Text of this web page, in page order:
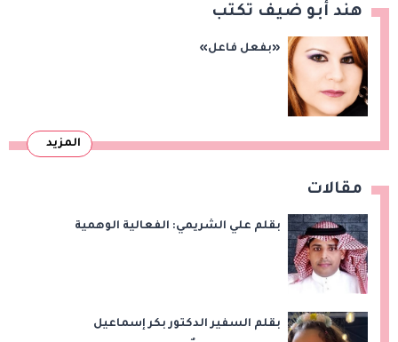
هند أبو ضيف تكتب
«بفعل فاعل»
المزيد
مقالات
بقلم علي الشريمي: الفعالية الوهمية
بقلم السفير الدكتور بكر إسماعيل